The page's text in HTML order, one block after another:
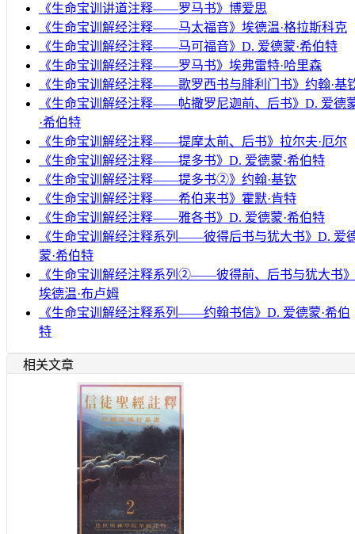
《生命宝训讲道注释——罗马书》博爱思
《生命宝训解经注释——马太福音》埃德温·格拉斯科克
《生命宝训解经注释——马可福音》D. 爱德蒙·希伯特
《生命宝训解经注释——罗马书》埃弗雷特·哈里森
《生命宝训解经注释——歌罗西书与腓利门书》约翰·基
《生命宝训解经注释——帖撒罗尼迦前、后书》D. 爱德
·希伯特
《生命宝训解经注释——提摩太前、后书》拉尔夫·厄尔
《生命宝训解经注释——提多书》D. 爱德蒙·希伯特
《生命宝训解经注释——提多书②》约翰·基钦
《生命宝训解经注释——希伯来书》霍默·肯特
《生命宝训解经注释——雅各书》D. 爱德蒙·希伯特
《生命宝训解经注释系列——彼得后书与犹大书》D. 爱
蒙·希伯特
《生命宝训解经注释系列②——彼得前、后书与犹大书》
埃德温·布卢姆
《生命宝训解经注释系列——约翰书信》D. 爱德蒙·希伯
特
相关文章